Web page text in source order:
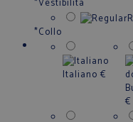
*Collo
Italiano €
€